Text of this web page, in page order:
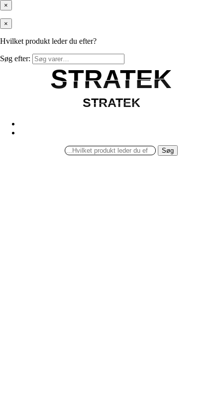
×
×
Hvilket produkt leder du efter?
Søg efter:
STRATEK
STRATEK
STRATEK
STRATEK
Søg